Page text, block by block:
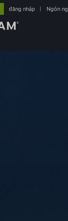
đăng nhập Ngôn